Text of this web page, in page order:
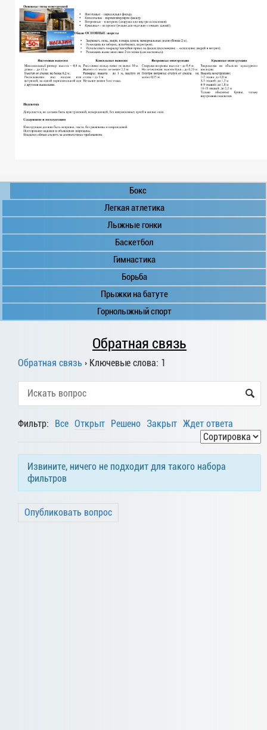
Бокс
Легкая атлетика
Лыжные гонки
Баскетбол
Гимнастика
Борьба
Прыжки на батуте
Горнолыжный спорт
Обратная связь
Обратная связь › Ключевые слова: 1
Фильтр: Все Открыт Решено Закрыт Ждет ответа
Извините, ничего не подходит для такого набора
фильтров
Опубликовать вопрос